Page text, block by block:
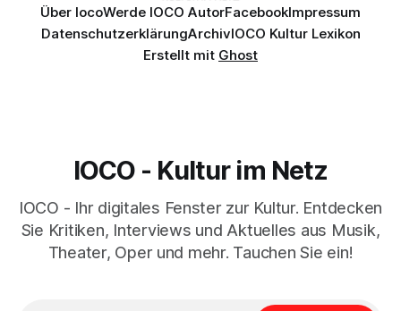
Über IocoWerde IOCO AutorFacebookImpressum
DatenschutzerklärungArchivIOCO Kultur Lexikon
Erstellt mit Ghost
IOCO - Kultur im Netz
IOCO - Ihr digitales Fenster zur Kultur. Entdecken
Sie Kritiken, Interviews und Aktuelles aus Musik,
Theater, Oper und mehr. Tauchen Sie ein!